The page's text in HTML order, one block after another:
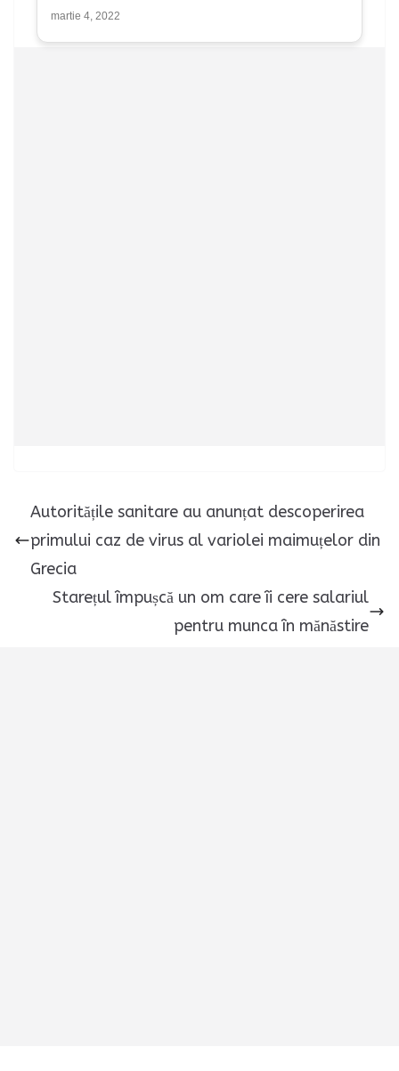
martie 4, 2022
Autoritățile sanitare au anunțat descoperirea
primului caz de virus al variolei maimuțelor din
Grecia
Starețul împușcă un om care îi cere salariul
pentru munca în mănăstire